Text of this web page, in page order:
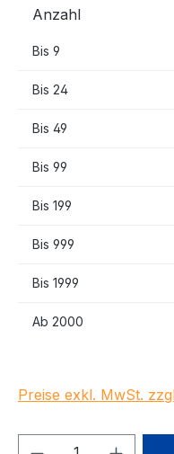
Anzahl
Bis 9
Bis 24
Bis 49
Bis 99
Bis 199
Bis 999
Bis 1999
Ab 2000
Preise exkl. MwSt.
Produkt